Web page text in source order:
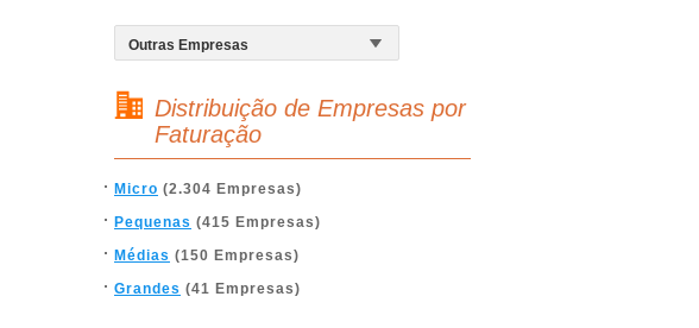
Distribuição de Empresas por
Faturação
Micro (2.304 Empresas)
Pequenas (415 Empresas)
Médias (150 Empresas)
Grandes (41 Empresas)